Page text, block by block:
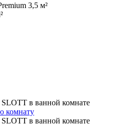
3,5 м²
в ванной комнате
в ванной комнате